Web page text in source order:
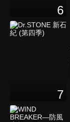
6
7